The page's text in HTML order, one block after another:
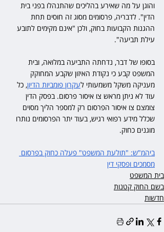
והוגן על מה שאירע בהליכים שהתנהלו בפני בית
הדין". לדבריה, פרסומים מסוג זה חוסים תחת
ההגנות הקבועות בחוק, ולכן "אינם מקימים לתובע
עילת תביעה".
בסופו של דבר, נדחתה התביעה במלואה, ובית
המשפט קבע כי נקודת האיזון שקבע המחוקק
מעניקה משקל משמעותי לעקרון פומביות הדיון, כל
עוד לא ניתן מראש צו איסור פרסום. בפסק הדין
צומצם צו איסור הפרסום רק למספר הליך מסוים
שכלל מידע רפואי רגיש, בעוד יתר הפרסומים נותרו
מוגנים כחוק.
ביהמ"ש: "תולעת המשפט" פעלה כחוק בפרסום
מסמכים ופסקי דין
בית המשפט
בשם החוק קטנות
חדשות